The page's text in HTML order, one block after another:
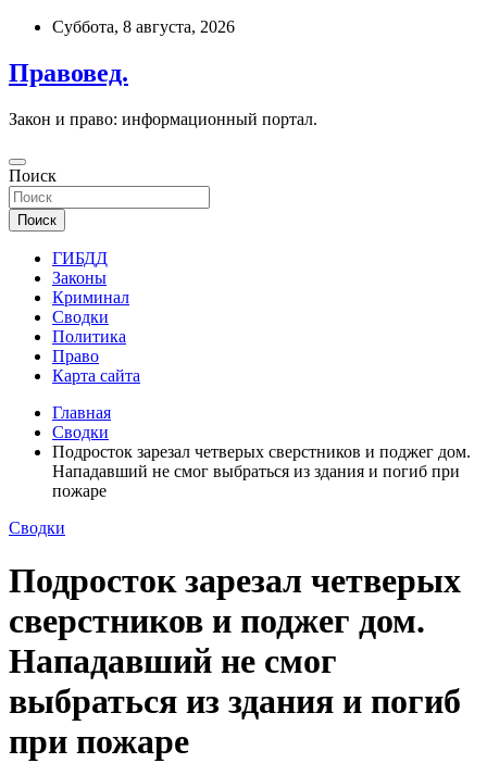
Перейти
содержимому
Суббота, 8 августа, 2026
Правовед.
Закон и право: информационный портал.
Поиск
Поиск
ГИБДД
Законы
Криминал
Сводки
Политика
Право
Карта сайта
Главная
Сводки
Подросток зарезал четверых сверстников и поджег дом.
Нападавший не смог выбраться из здания и погиб при
пожаре
Сводки
Подросток зарезал четверых
сверстников и поджег дом.
Нападавший не смог
выбраться из здания и погиб
при пожаре